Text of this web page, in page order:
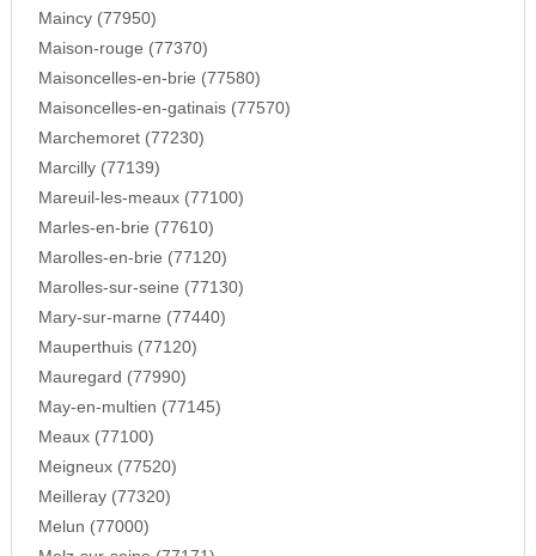
Maincy (77950)
Maison-rouge (77370)
Maisoncelles-en-brie (77580)
Maisoncelles-en-gatinais (77570)
Marchemoret (77230)
Marcilly (77139)
Mareuil-les-meaux (77100)
Marles-en-brie (77610)
Marolles-en-brie (77120)
Marolles-sur-seine (77130)
Mary-sur-marne (77440)
Mauperthuis (77120)
Mauregard (77990)
May-en-multien (77145)
Meaux (77100)
Meigneux (77520)
Meilleray (77320)
Melun (77000)